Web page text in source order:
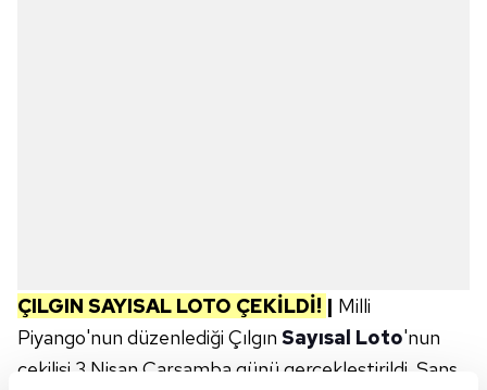
ÇILGIN SAYISAL LOTO ÇEKİLDİ! | Milli
Piyango'nun düzenlediği Çılgın Sayısal Loto'nun
çekilişi 3 Nisan Çarşamba günü gerçekleştirildi. Şans